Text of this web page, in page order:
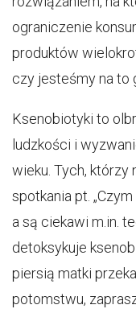
ograniczenie
produktów
czy jesteśmy na to
Ksenobiotyki to
ludzkości i
wieku. Tych,
spotkania pt.
a są ciekawi m.in.
detoksykuje
piersią matki
potomstwu,